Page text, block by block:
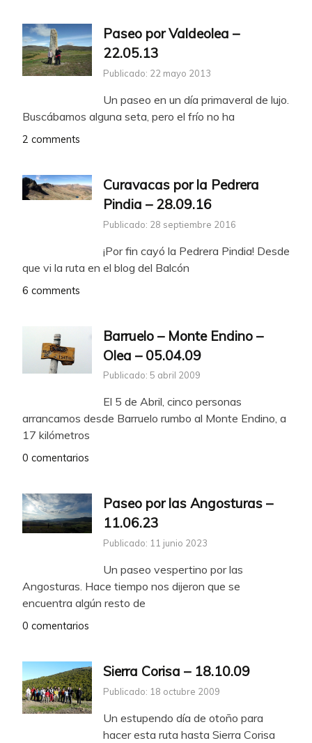
Paseo por Valdeolea –
22.05.13
Publicado: 22 mayo 2013
Un paseo en un día primaveral de lujo.
Buscábamos alguna seta, pero el frío no ha
2 comments
Curavacas por la Pedrera
Pindia – 28.09.16
Publicado: 28 septiembre 2016
¡Por fin cayó la Pedrera Pindia! Desde
que vi la ruta en el blog del Balcón
6 comments
Barruelo – Monte Endino –
Olea – 05.04.09
Publicado: 5 abril 2009
El 5 de Abril, cinco personas
arrancamos desde Barruelo rumbo al Monte Endino, a
17 kilómetros
0 comentarios
Paseo por las Angosturas –
11.06.23
Publicado: 11 junio 2023
Un paseo vespertino por las
Angosturas. Hace tiempo nos dijeron que se
encuentra algún resto de
0 comentarios
Sierra Corisa – 18.10.09
Publicado: 18 octubre 2009
Un estupendo día de otoño para
hacer esta ruta hasta Sierra Corisa